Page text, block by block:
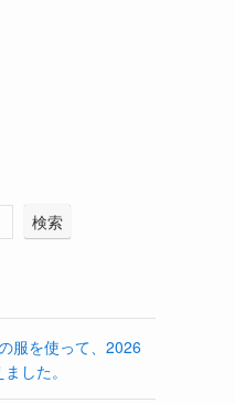
検索
服を使って、2026
した。